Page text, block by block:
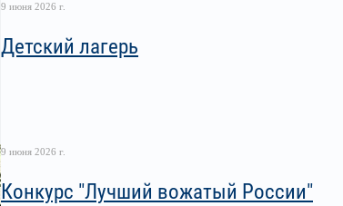
9 июня 2026 г.
Детский лагерь
9 июня 2026 г.
Конкурс "Лучший вожатый России"